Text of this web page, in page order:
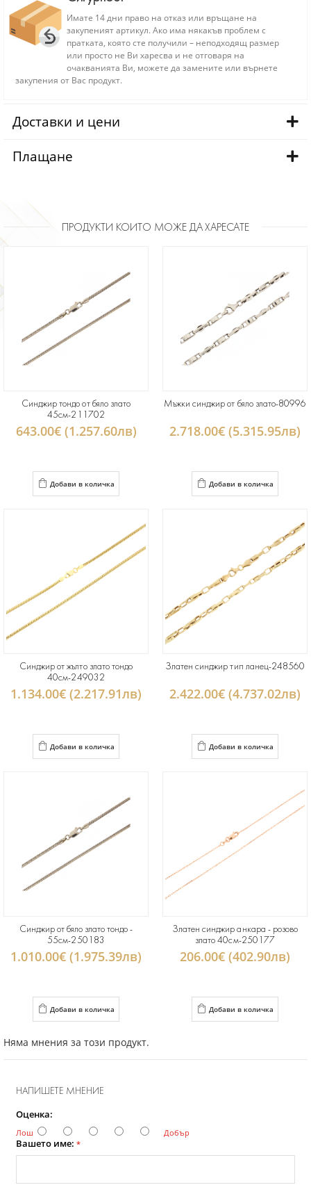
Имате 14 дни право на отказ или връщане на
закупеният артикул. Ако има някакъв проблем с
пратката, която сте получили – неподходящ размер
или просто не Ви харесва и не отговаря на
очакванията Ви, можете да замените или върнете
закупения от Вас продукт.
Доставки и цени
Плащане
ПРОДУКТИ КОИТО МОЖЕ ДА ХАРЕСАТЕ
Синджир тондо от бяло злато
45см-211702
643.00€ (1.257.60лв)
Добави в количка
Мъжки синджир от бяло злато-80996
2.718.00€ (5.315.95лв)
Добави в количка
Синджир от жълто злато тондо
40см-249032
1.134.00€ (2.217.91лв)
Добави в количка
Златен синджир тип ланец-248560
2.422.00€ (4.737.02лв)
Добави в количка
Синджир от бяло злато тондо -
55см-250183
1.010.00€ (1.975.39лв)
Добави в количка
Златен синджир анкара - розово
злато 40см-250177
206.00€ (402.90лв)
Добави в количка
Няма мнения за този продукт.
НАПИШЕТЕ МНЕНИЕ
Оценка:
Лош Добър
Вашето име: *